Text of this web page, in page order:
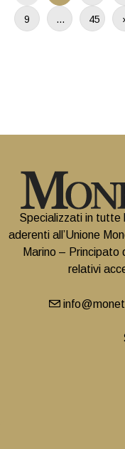
9 … 45
Specializzati in tutte
aderenti all’Unione
Marino – Principato
relativi